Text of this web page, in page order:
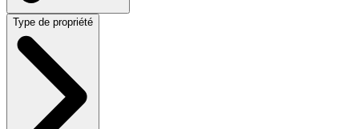
Type de propriété